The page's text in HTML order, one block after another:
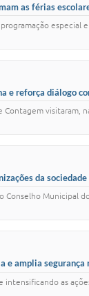
as férias
e reforça diálogo
visitaram,
da
Conselho Municipal
e amplia segurança
as